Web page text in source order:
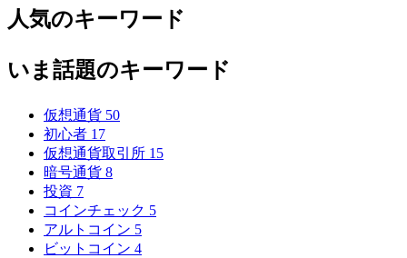
人気のキーワード
いま話題のキーワード
仮想通貨 50
初心者 17
仮想通貨取引所 15
暗号通貨 8
投資 7
コインチェック 5
アルトコイン 5
ビットコイン 4